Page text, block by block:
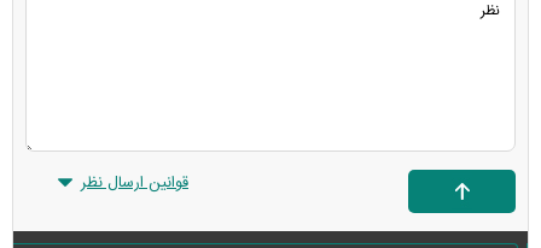
قوانین ارسال نظر